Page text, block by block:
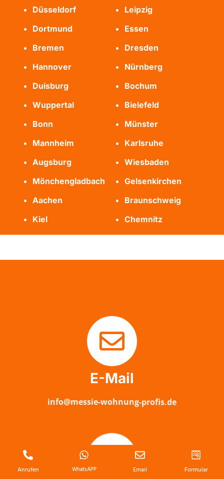
Düsseldorf
Leipzig
Dortmund
Essen
Bremen
Dresden
Hannover
Nürnberg
Duisburg
Bochum
Wuppertal
Bielefeld
Bonn
Münster
Mannheim
Karlsruhe
Augsburg
Wiesbaden
Mönchengladbach
Gelsenkirchen
Aachen
Braunschweig
Kiel
Chemnitz
E-Mail
info@messie-wohnung-profis.de
Anrufen WhatsAPP Email Formular